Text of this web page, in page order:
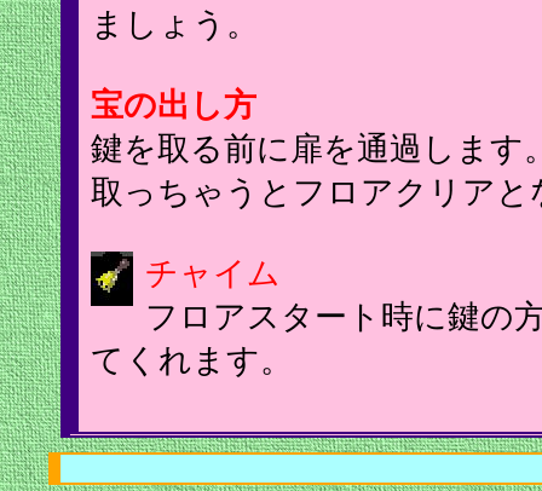
ましょう。
宝の出し方
鍵を取る前に扉を通過します
取っちゃうとフロアクリア
チャイム
フロアスタート時に鍵の
てくれます。